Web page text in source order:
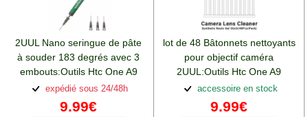
2UUL Nano seringue de pâte
à souder 183 degrés avec 3
embouts:Outils Htc One A9
expédié sous 24/48h
9.99€
lot de 48 Bâtonnets nettoyants
pour objectif caméra
2UUL:Outils Htc One A9
accessoire en stock
9.99€